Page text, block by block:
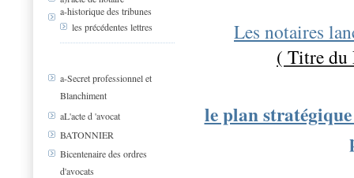
a-historique des tribunes
les précédentes lettres
a-Secret professionnel et
Blanchiment
aL'acte d 'avocat
BATONNIER
Bicentenaire des ordres
d'avocats
Les notaires
( Titre du
le plan